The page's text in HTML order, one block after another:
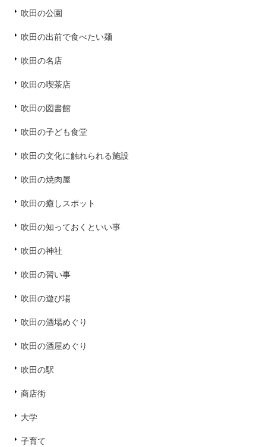
吹田の公園
吹田の出前で食べたい麺
吹田の名店
吹田の喫茶店
吹田の図書館
吹田の子ども食堂
吹田の文化に触れられる施設
吹田の焼肉屋
吹田の癒しスポット
吹田の知っておくといい事
吹田の神社
吹田の習い事
吹田の遊び場
吹田の酒場めぐり
吹田の酒屋めぐり
吹田の駅
商店街
大学
子育て